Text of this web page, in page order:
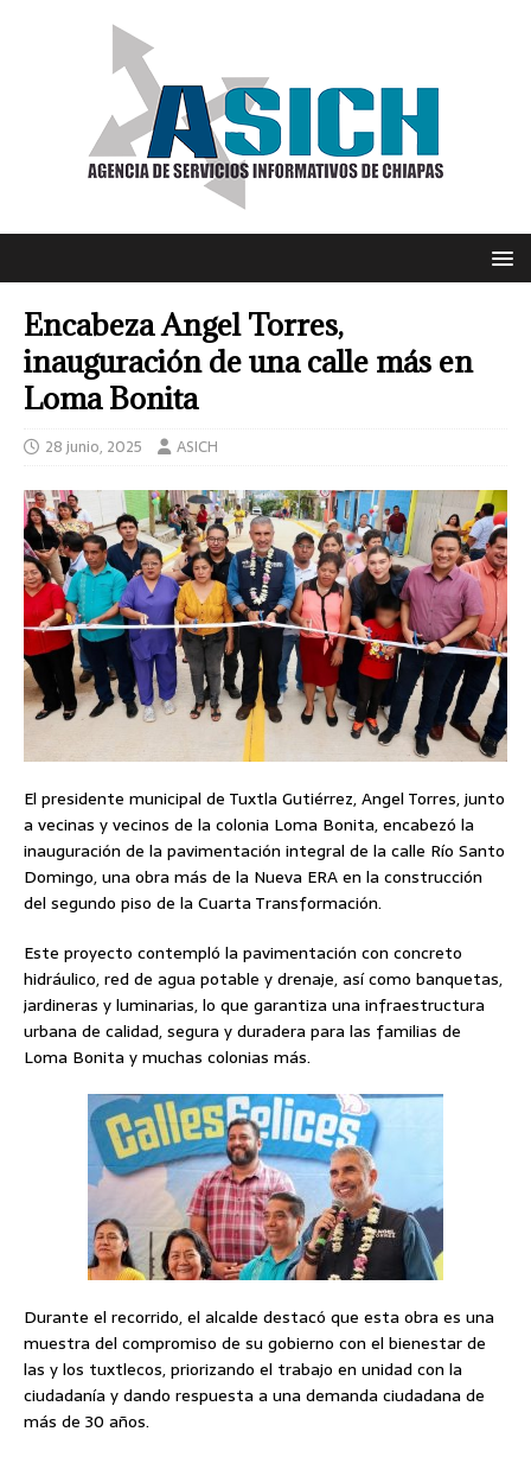
Encabeza Angel Torres,
inauguración de una calle más en
Loma Bonita
28 junio, 2025 ASICH
El presidente municipal de Tuxtla Gutiérrez, Angel Torres, junto
a vecinas y vecinos de la colonia Loma Bonita, encabezó la
inauguración de la pavimentación integral de la calle Río Santo
Domingo, una obra más de la Nueva ERA en la construcción
del segundo piso de la Cuarta Transformación.
Este proyecto contempló la pavimentación con concreto
hidráulico, red de agua potable y drenaje, así como banquetas,
jardineras y luminarias, lo que garantiza una infraestructura
urbana de calidad, segura y duradera para las familias de
Loma Bonita y muchas colonias más.
Durante el recorrido, el alcalde destacó que esta obra es una
muestra del compromiso de su gobierno con el bienestar de
las y los tuxtlecos, priorizando el trabajo en unidad con la
ciudadanía y dando respuesta a una demanda ciudadana de
más de 30 años.